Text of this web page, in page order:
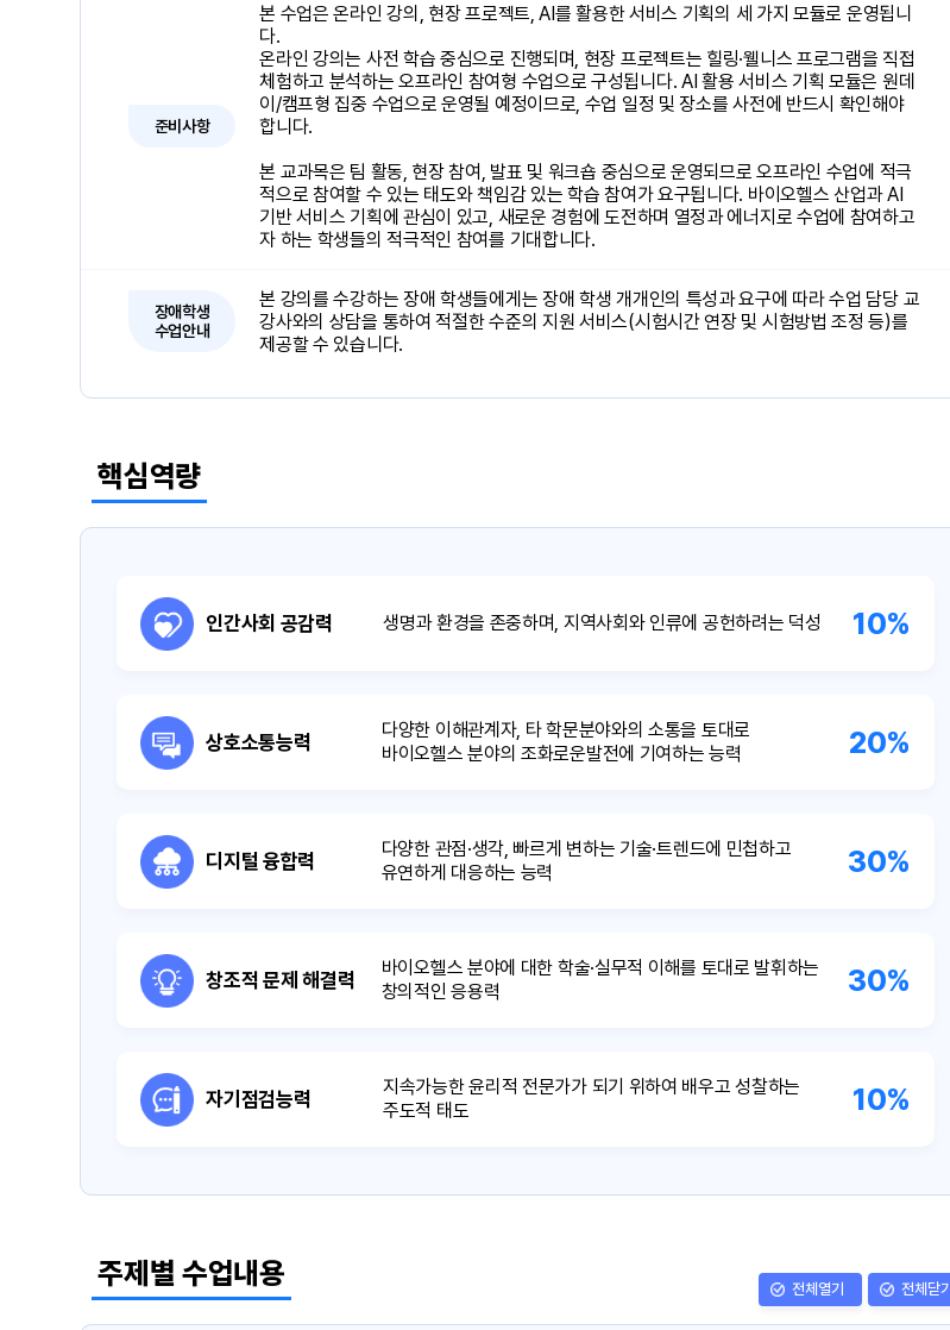
준비사항
본 수업은 온라인 강의, 현장 프로젝트, AI를 활용한 서비스 기획의 세 가지 모듈로 운영됩니
다.
온라인 강의는 사전 학습 중심으로 진행되며, 현장 프로젝트는 힐링·웰니스 프로그램을 직접
체험하고 분석하는 오프라인 참여형 수업으로 구성됩니다. AI 활용 서비스 기획 모듈은 원데
이/캠프형 집중 수업으로 운영될 예정이므로, 수업 일정 및 장소를 사전에 반드시 확인해야
합니다.
본 교과목은 팀 활동, 현장 참여, 발표 및 워크숍 중심으로 운영되므로 오프라인 수업에 적극
적으로 참여할 수 있는 태도와 책임감 있는 학습 참여가 요구됩니다. 바이오헬스 산업과 AI
기반 서비스 기획에 관심이 있고, 새로운 경험에 도전하며 열정과 에너지로 수업에 참여하고
자 하는 학생들의 적극적인 참여를 기대합니다.
장애학생
수업안내
본 강의를 수강하는 장애 학생들에게는 장애 학생 개개인의 특성과 요구에 따라 수업 담당 교
강사와의 상담을 통하여 적절한 수준의 지원 서비스(시험시간 연장 및 시험방법 조정 등)를
제공할 수 있습니다.
핵심역량
인간사회 공감력 생명과 환경을 존중하며, 지역사회와 인류에 공헌하려는 덕성 10%
상호소통능력
다양한 이해관계자, 타 학문분야와의 소통을 토대로
바이오헬스 분야의 조화로운발전에 기여하는 능력
20%
디지털 융합력
다양한 관점·생각, 빠르게 변하는 기술·트렌드에 민첩하고
유연하게 대응하는 능력
30%
창조적 문제 해결력
바이오헬스 분야에 대한 학술·실무적 이해를 토대로 발휘하는
창의적인 응용력
30%
자기점검능력
지속가능한 윤리적 전문가가 되기 위하여 배우고 성찰하는
주도적 태도
10%
주제별 수업내용 전체열기 전체닫기